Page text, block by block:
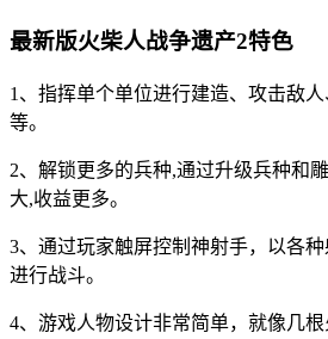
最新版火柴人战争遗产2特色
1、指挥单个单位进行建造、攻击敌
等。
2、解锁更多的兵种,通过升级兵种和
大,收益更多。
3、通过玩家触屏控制神射手，以各
进行战斗。
4、游戏人物设计非常简单，就像几